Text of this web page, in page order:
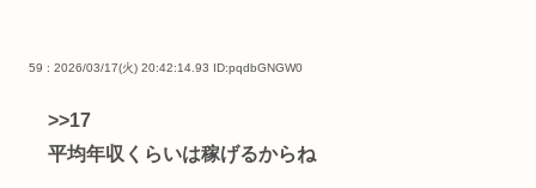
59 : 2026/03/17(火) 20:42:14.93 ID:pqdbGNGW0
>>17
平均年収くらいは稼げるからね